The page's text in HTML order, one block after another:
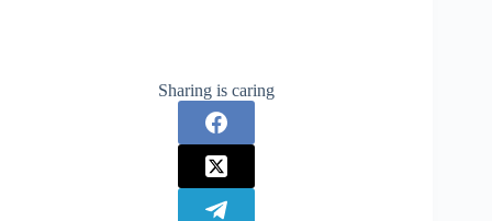
Sharing is caring